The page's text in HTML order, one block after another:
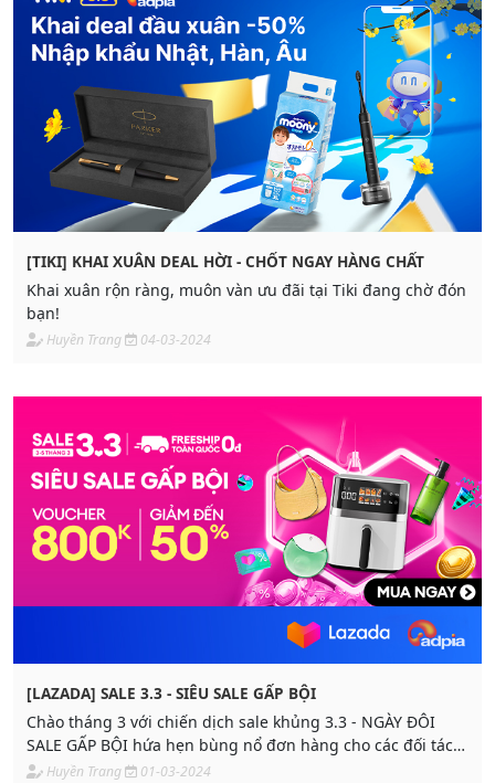
[TIKI] KHAI XUÂN DEAL HỜI - CHỐT NGAY HÀNG CHẤT
Khai xuân rộn ràng, muôn vàn ưu đãi tại Tiki đang chờ đón
bạn!
Huyền Trang 04-03-2024
[LAZADA] SALE 3.3 - SIÊU SALE GẤP BỘI
Chào tháng 3 với chiến dịch sale khủng 3.3 - NGÀY ĐÔI
SALE GẤP BỘI hứa hẹn bùng nổ đơn hàng cho các đối tác
tiếp thị liên kết của Lazada.
Huyền Trang 01-03-2024